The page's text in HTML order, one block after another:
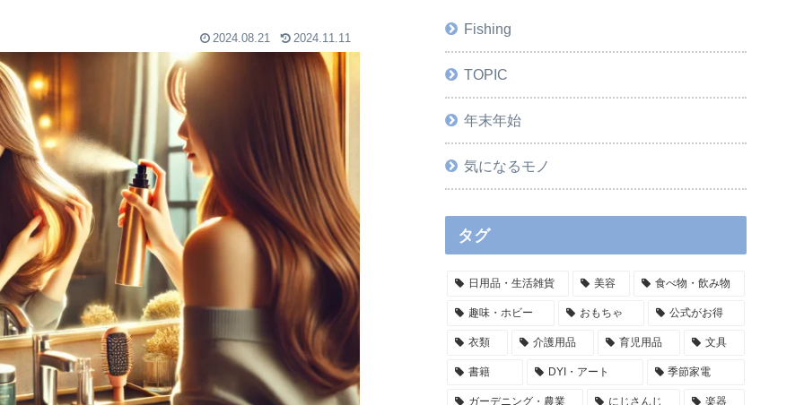
2024.08.21 2024.11.11
Fishing
TOPIC
年末年始
気になるモノ
タグ
日用品・生活雑貨 美容 食べ物・飲み物
趣味・ホビー おもちゃ 公式がお得
衣類 介護用品 育児用品 文具
書籍 DYI・アート 季節家電
ガーデニング・農業 にじさんじ 楽器